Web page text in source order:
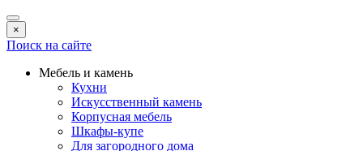
×
Поиск на сайте
Мебель и камень
Кухни
Искусственный камень
Корпусная мебель
Шкафы-купе
Для загородного дома